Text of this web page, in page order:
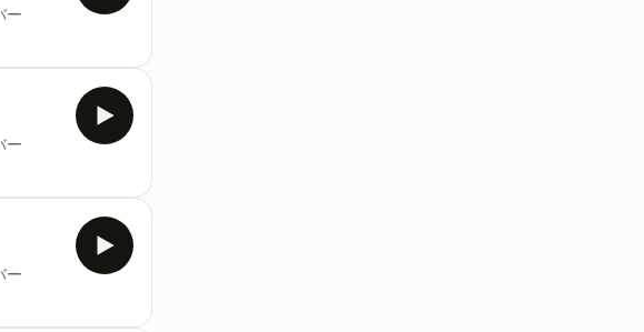
ー
国
ー
国
ー